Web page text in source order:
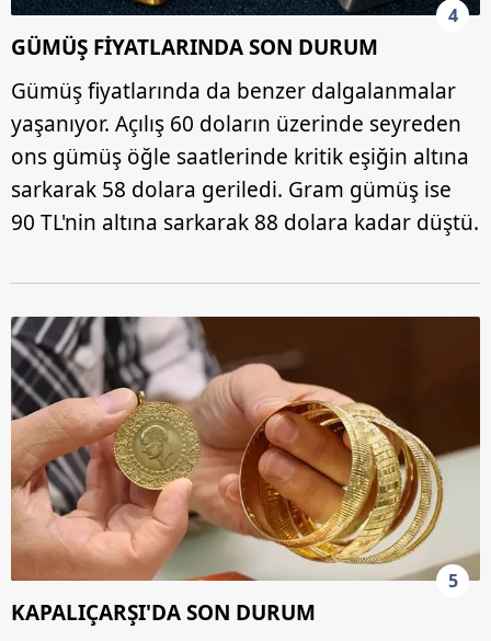
kılınması ve kişiselleştirilmesi ve sizlere yönelik
reklam/pazarlama faaliyetlerinin yapılması, amaçlarıyla
sınırlı olarak açık rızanız dahilinde kullanılacaktır.
Çerezlere ilişkin tercihlerinizi aşağıda yer alan panel
vasıtasıyla belirleyebilirsiniz. Çerezlere ilişkin detaylı bilgi
için Ayarlar butonuna tıklayabilir,Çerez Bilgilendirme
Metnimizi ziyaret edebilirsiniz.
almak için lütfen
tıklayınız
4
GÜMÜŞ FİYATLARINDA SON DURUM
Gümüş fiyatlarında da benzer dalgalanmalar
yaşanıyor. Açılış 60 doların üzerinde seyreden
ons gümüş öğle saatlerinde kritik eşiğin altına
sarkarak 58 dolara geriledi. Gram gümüş ise
90 TL'nin altına sarkarak 88 dolara kadar düştü.
5
KAPALIÇARŞI'DA SON DURUM